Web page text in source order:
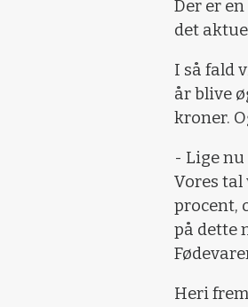
Der er
det
I så fald
år blive
kroner.
- Lige
Vores tal
procent,
på dette
Heri